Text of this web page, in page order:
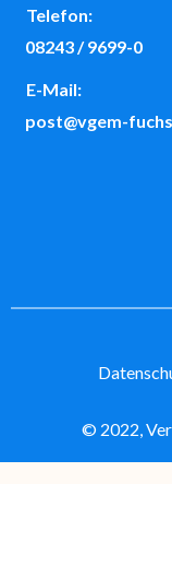
Telefon:
08243 / 9699-0
E-Mail:
post@vgem-
© 2022,